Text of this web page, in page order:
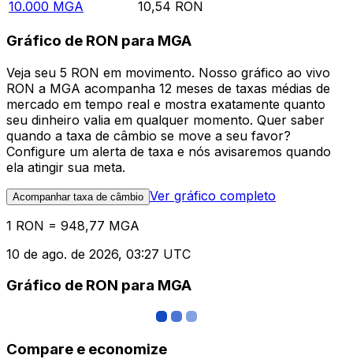
10.000 MGA 10,54 RON
Gráfico de RON para MGA
Veja seu 5 RON em movimento. Nosso gráfico ao vivo
RON a MGA acompanha 12 meses de taxas médias de
mercado em tempo real e mostra exatamente quanto
seu dinheiro valia em qualquer momento. Quer saber
quando a taxa de câmbio se move a seu favor?
Configure um alerta de taxa e nós avisaremos quando
ela atingir sua meta.
Acompanhar taxa de câmbio Ver gráfico completo
1 RON = 948,77 MGA
10 de ago. de 2026, 03:27 UTC
Gráfico de RON para MGA
Compare e economize